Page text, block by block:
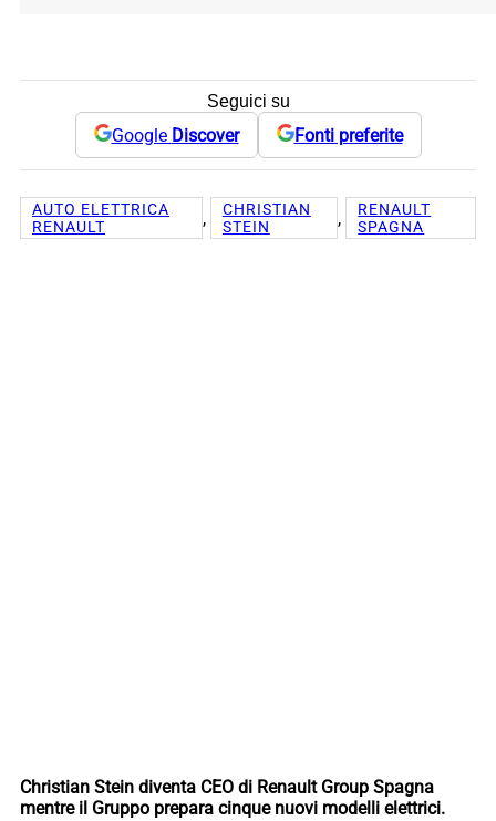
Seguici su
Google Discover Fonti preferite
AUTO ELETTRICA
RENAULT
,
CHRISTIAN
STEIN
,
RENAULT
SPAGNA
Christian Stein diventa CEO di Renault Group Spagna
mentre il Gruppo prepara cinque nuovi modelli elettrici.